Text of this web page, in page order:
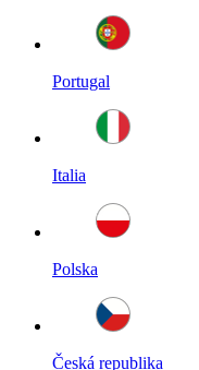
Portugal
Italia
Polska
Česká republika